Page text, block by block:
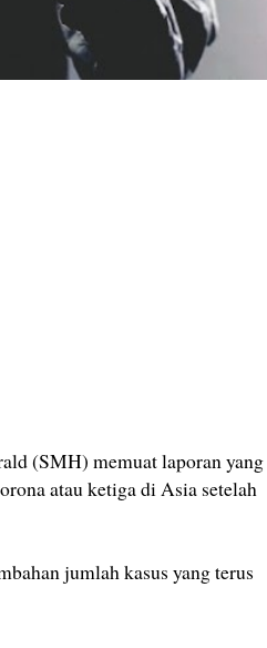
(SMH) memuat laporan yang
atau ketiga di Asia setelah
jumlah kasus yang terus